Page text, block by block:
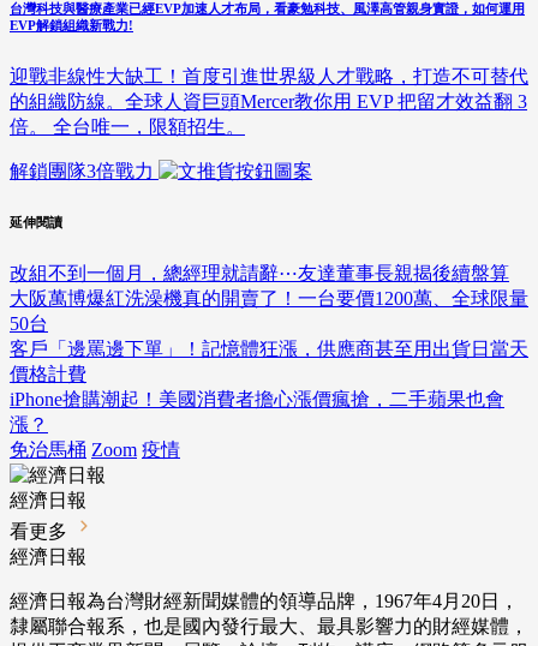
台灣科技與醫療產業已經EVP加速人才布局，看豪勉科技、風澤高管親身實證，如何運用
EVP解鎖組織新戰力!
迎戰非線性大缺工！首度引進世界級人才戰略，打造不可替代
的組織防線。全球人資巨頭Mercer教你用 EVP 把留才效益翻 3
倍。 全台唯一，限額招生。
解鎖團隊3倍戰力
延伸閱讀
改組不到一個月，總經理就請辭⋯友達董事長親揭後續盤算
大阪萬博爆紅洗澡機真的開賣了！一台要價1200萬、全球限量
50台
客戶「邊罵邊下單」！記憶體狂漲，供應商甚至用出貨日當天
價格計費
iPhone搶購潮起！美國消費者擔心漲價瘋搶，二手蘋果也會
漲？
免治馬桶 Zoom 疫情
經濟日報
看更多
經濟日報
經濟日報為台灣財經新聞媒體的領導品牌，1967年4月20日，
隸屬聯合報系，也是國內發行最大、最具影響力的財經媒體，